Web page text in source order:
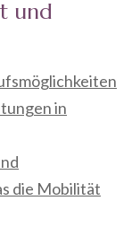
und
in
die Mobilität